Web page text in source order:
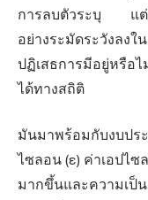
การลบตัวระบุ แต่
อย่างระมัดระวังลง
ปฏิเสธการมีอยู่หรือ
ได้ทางสถิติ
มันมาพร้อมกับงบปร
ไซลอน (ε) ค่าเอปไ
มากขึ้นและความเป็